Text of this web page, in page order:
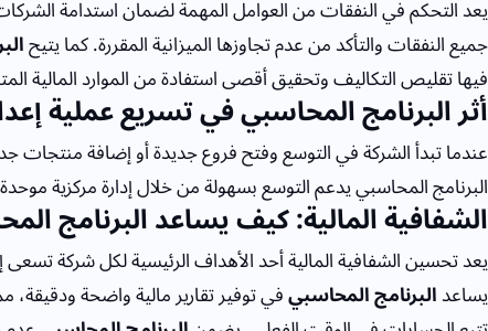
يعد التحكم في النفقات من العوامل المهمة لضمان استدامة
جميع النفقات والتأكد من عدم تجاوزها الميزانية المقررة. كما يتيح
فيها تقليص التكاليف وتحقيق أقصى استفادة من الموارد المالية
أثر البرنامج المحاسبي في تسريع عملية
عندما تبدأ الشركة في التوسع وفتح فروع جديدة أو إضافة منتجات
البرنامج المحاسبي يدعم التوسع بسهولة من خلال إدارة مركزية
الشفافية المالية: كيف يساعد البرنامج
يعد تحسين الشفافية المالية أحد الأهداف الرئيسية لكل شركة
يساعدالبرنامج المحاسبيفي توفير تقارير مالية واضحة ودقيقة،